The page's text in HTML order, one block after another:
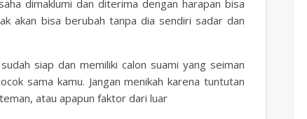
dimaklumi dan diterima dengan harapan bisa
akan bisa berubah tanpa dia sendiri sadar dan
siap dan memiliki calon suami yang seiman
sama kamu. Jangan menikah karena tuntutan
atau apapun faktor dari luar